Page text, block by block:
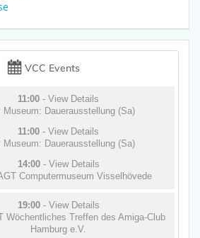
VCC Events
11:00 - View Details
Museum: Dauerausstellung (Sa)
11:00 - View Details
Museum: Dauerausstellung (Sa)
14:00 - View Details
Computermuseum Visselhövede
19:00 - View Details
Wöchentliches Treffen des Amiga-Club
Hamburg e.V.